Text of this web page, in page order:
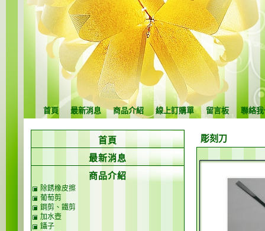
首頁 最新消息 商品介紹 線上訂購單 留言板 聯絡
彫刻刀
首頁
最新消息
商品介紹
除銹橡皮擦
葡萄剪
鋼剪、鐵剪
加水壺
鑷子